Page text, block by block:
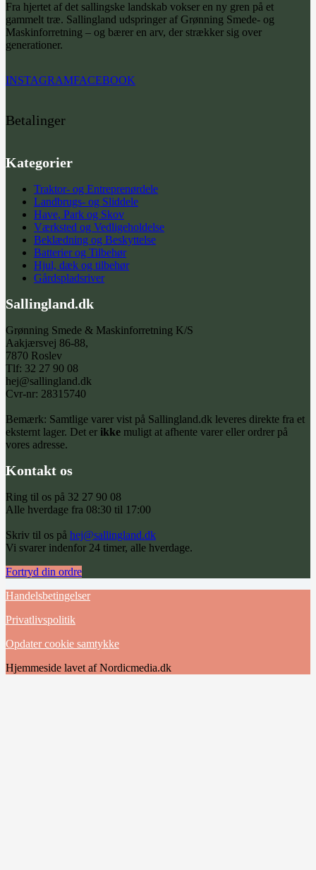
Fra hjertet af det sallingske landskab vokser en ny gren på et
gammelt træ. Sallingland udspringer af Grønning Smede- og
Maskinforretning – og bærer en arv, der strækker sig over
generationer.
INSTAGRAMFACEBOOK
Betalinger
Kategorier
Traktor- og Entreprenørdele
Landbrugs- og Sliddele
Have, Park og Skov
Værksted og Vedligeholdelse
Beklædning og Beskyttelse
Batterier og Tilbehør
Hjul, dæk og tilbehør
Gårdspladsriver
Sallingland.dk
Grønning Smede & Maskinforretning K/S
Aakjærsvej 86-88,
7870 Roslev
Tlf: 32 27 90 08
hej@sallingland.dk
Cvr-nr: 28315740
Bemærk: Samtlige varer vist på Sallingland.dk leveres direkte fra et
eksternt lager. Det er ikke muligt at afhente varer eller ordrer på
vores adresse.
Kontakt os
Ring til os på 32 27 90 08
Alle hverdage fra 08:30 til 17:00
Skriv til os på hej@sallingland.dk
Vi svarer indenfor 24 timer, alle hverdage.
Fortryd din ordre
Handelsbetingelser
Privatlivspolitik
Opdater cookie samtykke
Hjemmeside lavet af Nordicmedia.dk